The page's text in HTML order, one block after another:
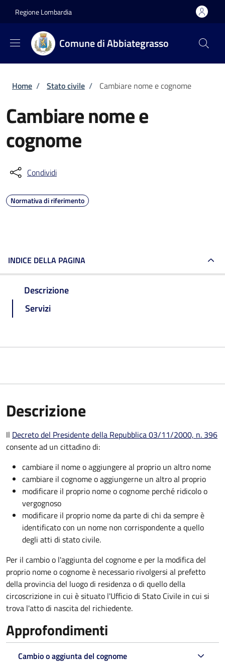
Regione Lombardia
Comune di Abbiategrasso
Briciole di pane
Home / Stato civile / Cambiare nome e cognome
Cambiare nome e
cognome
Condividi
Normativa di riferimento
INDICE DELLA PAGINA
Descrizione
Servizi
Descrizione
Il Decreto del Presidente della Repubblica 03/11/2000, n. 396
consente ad un cittadino di:
cambiare il nome o aggiungere al proprio un altro nome
cambiare il cognome o aggiungerne un altro al proprio
modificare il proprio nome o cognome perché ridicolo o
vergognoso
modificare il proprio nome da parte di chi da sempre è
identificato con un nome non corrispondente a quello
degli atti di stato civile.
Per il cambio o l'aggiunta del cognome e per la modifica del
proprio nome o cognome è necessario rivolgersi al prefetto
della provincia del luogo di residenza o di quello della
circoscrizione in cui è situato l'Ufficio di Stato Civile in cui si
trova l'atto di nascita del richiedente.
Approfondimenti
Cambio o aggiunta del cognome